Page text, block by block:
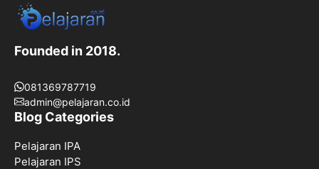
Founded in 2018.
081369787719
admin@pelajaran.co.id
Blog Categories
Pelajaran IPA
Pelajaran IPS